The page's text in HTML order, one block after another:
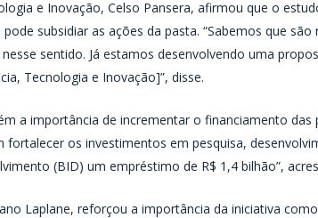
e Inovação, Celso Pansera, afirmou que o
subsidiar as ações da pasta. “Sabemos que
sentido. Já estamos desenvolvendo uma
Tecnologia e Inovação]”, disse.
a importância de incrementar o financiamento
fortalecer os investimentos em pesquisa,
(BID) um empréstimo de R$ 1,4 bilhão”,
Laplane, reforçou a importância da iniciativa